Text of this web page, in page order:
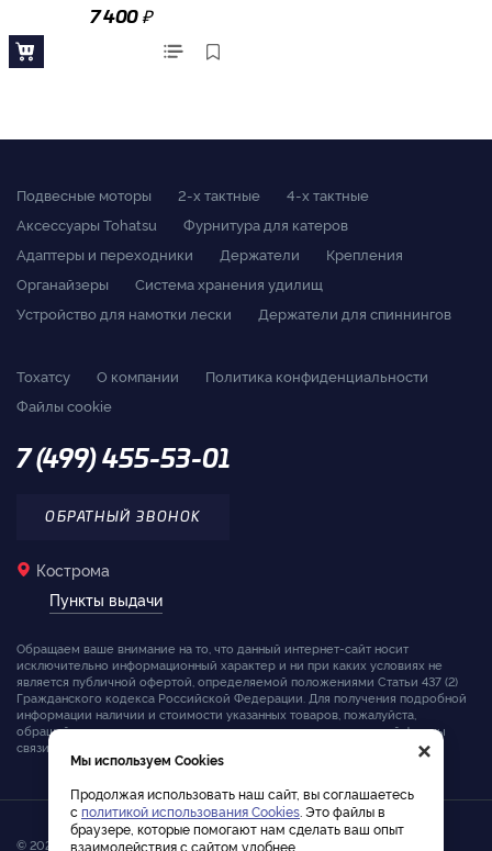
7 400₽
Подвесные моторы 2-x тактные
4-x тактные
Аксессуары Tohatsu
Фурнитура для катеров
Адаптеры и переходники
Держатели
Крепления
Органайзеры
Система хранения удилищ
Устройство для намотки лески
Держатели для спиннингов
Тохатсу О компании
Политика конфиденциальности
Файлы cookie
7 (499) 455-53-01
ОБРАТНЫЙ ЗВОНОК
Кострома
Пункты выдачи
Обращаем ваше внимание на то, что данный интернет-сайт носит
исключительно информационный характер и ни при каких условиях не
является публичной офертой, определяемой положениями Статьи 437 (2)
Гражданского кодекса Российской Федерации. Для получения подробной
информации наличии и стоимости указанных товаров, пожалуйста,
обращайтесь к менеджерам компании с помощью специальной формы
связи на сайте или по телефону.
© 2026. Интернет-магазин лодочных моторов Tohatsu
×
Мы используем Cookies
Продолжая использовать наш сайт, вы соглашаетесь
с политикой использования Cookies . Это файлы в
браузере, которые помогают нам сделать ваш опыт
взаимодействия с сайтом удобнее.